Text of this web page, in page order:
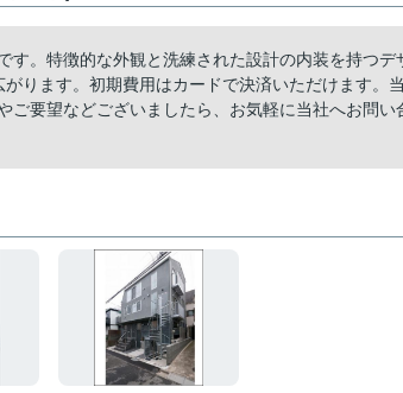
す。特徴的な外観と洗練された設計の内装を持つデ
ります。初期費用はカードで決済いただけます。
ご要望などございましたら、お気軽に当社へお問い